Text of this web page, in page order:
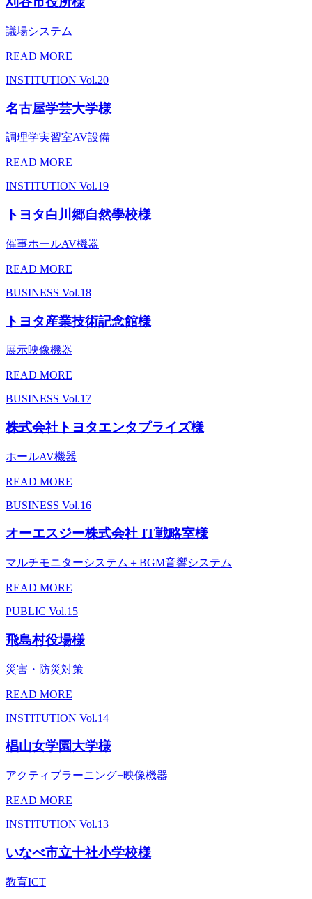
議場システム
READ MORE
INSTITUTION Vol.20
名古屋学芸大学様
調理学実習室AV設備
READ MORE
INSTITUTION Vol.19
トヨタ白川郷自然學校様
催事ホールAV機器
READ MORE
BUSINESS Vol.18
トヨタ産業技術記念館様
展示映像機器
READ MORE
BUSINESS Vol.17
株式会社トヨタエンタプライズ様
ホールAV機器
READ MORE
BUSINESS Vol.16
オーエスジー株式会社 IT戦略室様
マルチモニターシステム＋BGM音響システム
READ MORE
PUBLIC Vol.15
飛島村役場様
災害・防災対策
READ MORE
INSTITUTION Vol.14
椙山女学園大学様
アクティブラーニング+映像機器
READ MORE
INSTITUTION Vol.13
いなべ市立十社小学校様
教育ICT